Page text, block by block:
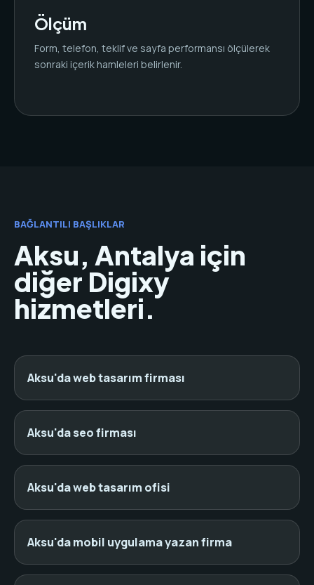
Ölçüm
Form, telefon, teklif ve sayfa performansı ölçülerek
sonraki içerik hamleleri belirlenir.
BAĞLANTILI BAŞLIKLAR
Aksu, Antalya için
diğer Digixy
hizmetleri.
Aksu'da web tasarım firması
Aksu'da seo firması
Aksu'da web tasarım ofisi
Aksu'da mobil uygulama yazan firma